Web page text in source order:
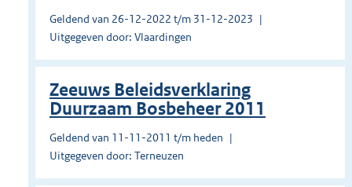
Geldend van 26-12-2022 t/m 31-12-2023
Uitgegeven door: Vlaardingen
Zeeuws Beleidsverklaring
Duurzaam Bosbeheer 2011
Geldend van 11-11-2011 t/m heden
Uitgegeven door: Terneuzen